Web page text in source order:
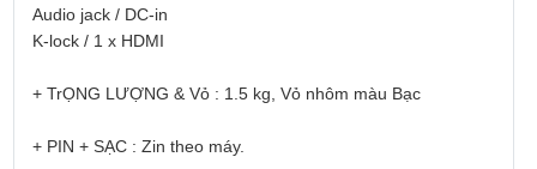
Audio jack / DC-in
K-lock / 1 x HDMI
+ TrỌNG LƯỢNG & Vỏ : 1.5 kg, Vỏ nhôm màu Bạc
+ PIN + SẠC : Zin theo máy.